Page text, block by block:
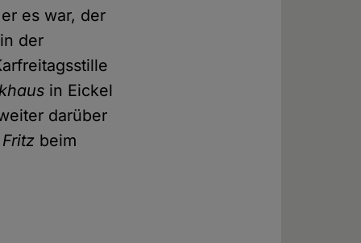
es war, der
der
in Eickel
darüber
beim